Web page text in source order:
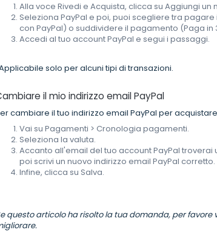
Alla voce Rivedi e Acquista, clicca su Aggiungi
Seleziona PayPal e poi, puoi scegliere tra
con PayPal) o suddividere il pagamento (Paga in
Accedi al tuo account PayPal e segui i passaggi.
solo per alcuni tipi di transazioni.
il mio indirizzo email PayPal
cambiare il tuo indirizzo email PayPal per
Vai su Pagamenti > Cronologia pagamenti.
Seleziona la valuta.
Accanto all'email del tuo account PayPal
poi scrivi un nuovo indirizzo email PayPal corretto.
Infine, clicca su Salva.
questo articolo ha risolto la tua domanda, per